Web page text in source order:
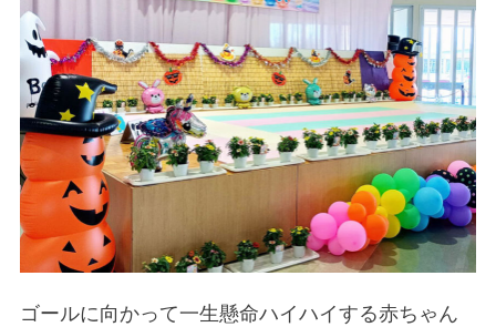
ゴールに向かって一生懸命ハイハイする赤ちゃん